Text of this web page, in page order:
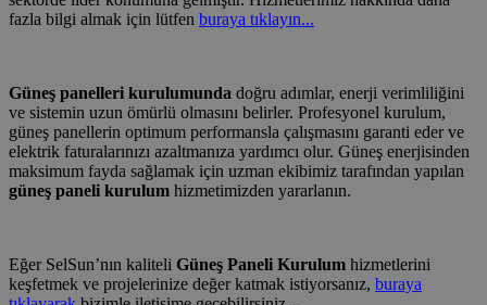
fazla bilgi almak için lütfen buraya tıklayın...
Güneş panelleri kurulumunda doğru adımlar, enerji verimliliğini
ve sistemin uzun ömürlü olmasını belirler. Profesyonel kurulum,
güneş panellerin optimum performansla çalışmasını garanti eder ve
elektrik faturalarınızı azaltmanıza yardımcı olur. Güneş enerjisinden
maksimum fayda sağlamak için uzman ekibimiz tarafından yapılan
güneş paneli kurulum hizmetimizden yararlanın.
Eğer SelSun’nın kaliteli Güneş Paneli Kurulum hizmetlerini
keşfetmek ve projelerinize değer katmak istiyorsanız, buraya